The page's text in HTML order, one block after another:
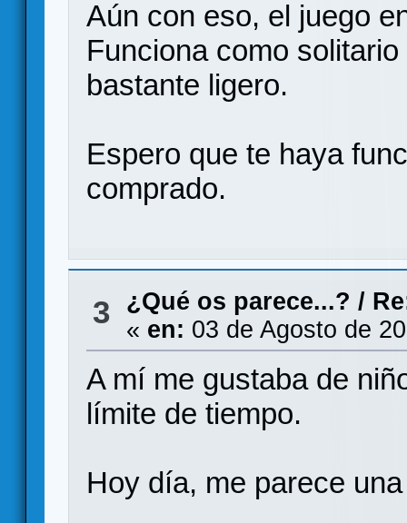
Aún con eso, el juego
Funciona como
bastante ligero.
Espero que te haya
comprado.
3 ¿Qué os parece...? /
« en: 03 de Agosto de
A mí me gustaba de
límite de tiempo.
Hoy día, me parece